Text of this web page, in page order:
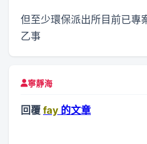
但至少環保派出所目前已專
乙事
寧靜海
回覆 fay 的文章